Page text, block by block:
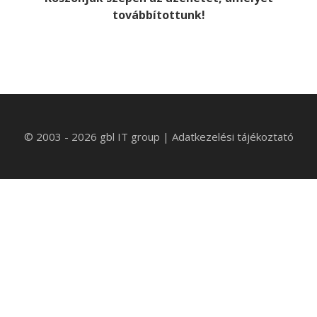
továbbítottunk!
© 2003 - 2026 gbl IT group | Adatkezelési tájékoztató